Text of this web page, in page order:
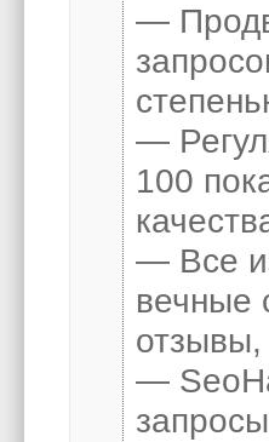
—
—
100
— Все
вечные
отзывы,
—